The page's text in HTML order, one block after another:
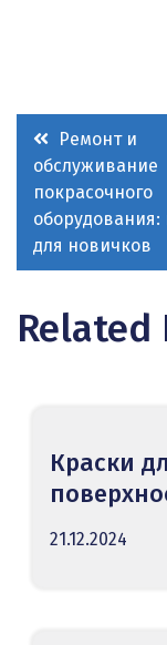
по
записям
Ремонт и
обслуживание
покрасочного
оборудования:
для новичков
Related
Краски
21.12.2024